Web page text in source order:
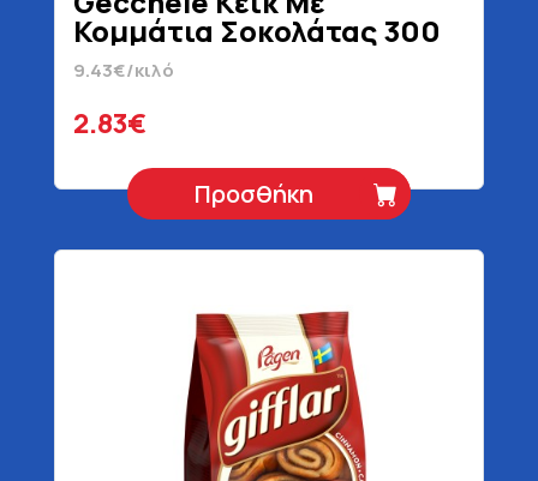
Κομμάτια Σοκολάτας 300
gr
9.43€/κιλό
2.83€
Προσθήκη